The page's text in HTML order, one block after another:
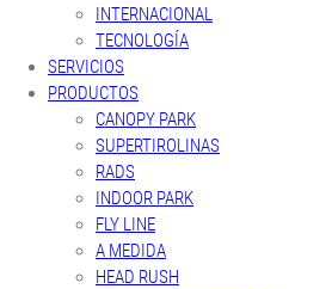
INTERNACIONAL
TECNOLOGÍA
SERVICIOS
PRODUCTOS
CANOPY PARK
SUPERTIROLINAS
RADS
INDOOR PARK
FLY LINE
A MEDIDA
HEAD RUSH